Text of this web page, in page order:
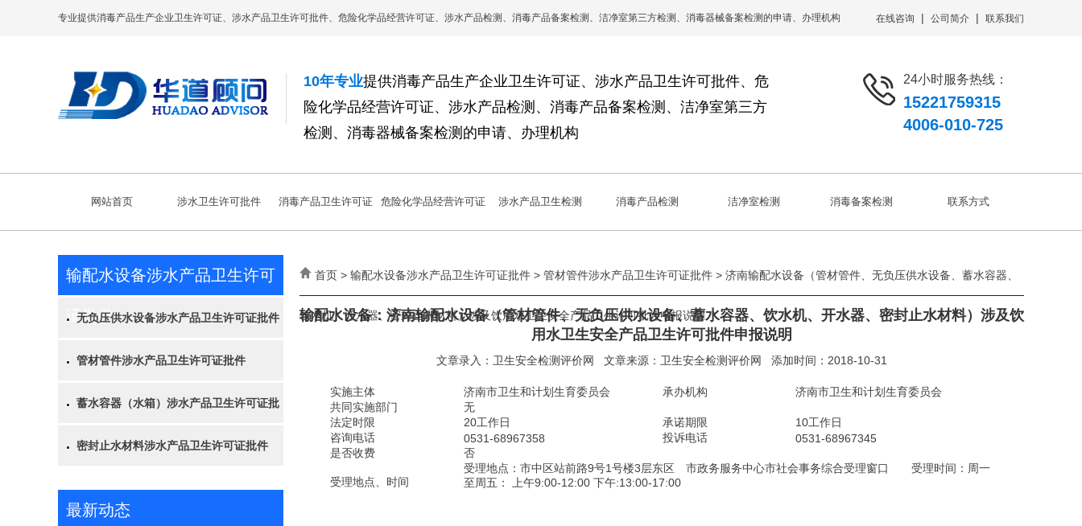
专业提供消毒产品生产企业卫生许可证、涉水产品卫生许可批件、危险化学品经营许可证、涉水产品检测、消毒产品备案检测、洁净室第三方检测、消毒器械备案检测的申请、办理机构 在线咨询 | 公司简介 | 联系我们
10年专业提供消毒产品生产企业卫生许可证、涉水产品卫生许可批件、危
险化学品经营许可证、涉水产品检测、消毒产品备案检测、洁净室第三方
检测、消毒器械备案检测的申请、办理机构
24小时服务热线：
15221759315
4006-010-725
网站首页 涉水卫生许可批件 消毒产品卫生许可证 危险化学品经营许可证 涉水产品卫生检测 消毒产品检测 洁净室检测 消毒备案检测 联系方式
输配水设备涉水产品卫生许可
证批件
无负压供水设备涉水产品卫生许可证批件
管材管件涉水产品卫生许可证批件
蓄水容器（水箱）涉水产品卫生许可证批
密封止水材料涉水产品卫生许可证批件
最新动态
首页 > 输配水设备涉水产品卫生许可证批件 > 管材管件涉水产品卫生许可证批件 > 济南输配水设备（管材管件、无负压供水设备、蓄水容器、
饮水机、开水器、密封止水材料）涉及饮用水卫生安全产品卫生许可批件申报说明
输配水设备：济南输配水设备（管材管件、无负压供水设备、蓄水容器、饮水机、开水器、密封止水材料）涉及饮
用水卫生安全产品卫生许可批件申报说明
文章录入： 卫生安全检测评价网 文章来源： 卫生安全检测评价网 添加时间：2018-10-31
实施主体 济南市卫生和计划生育委员会 承办机构
济南市卫生和计划生育委员会
共同实施部门
无
法定时限
20工作日 承诺期限
10工作日
咨询电话
0531-68967358 投诉电话
0531-68967345
是否收费
否
受理地点、时间
受理地点：市中区站前路9号1号楼3层东区 市政务服务中心市社会事务综合受理窗口 受理时间：周一
至周五： 上午9:00-12:00 下午:13:00-17:00